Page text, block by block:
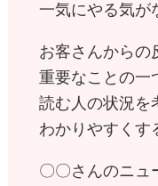
一気にやる気が
お客さんからの
重要なことの一
読む人の状況を
わかりやすくす
〇〇さんのニュ